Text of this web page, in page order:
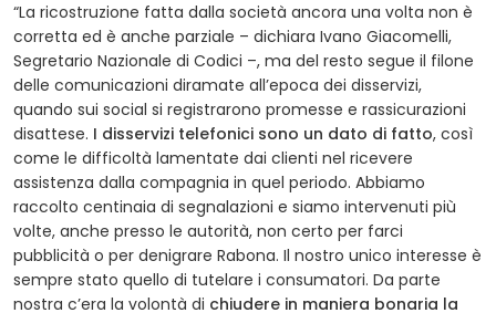
“La ricostruzione fatta dalla società ancora una volta non è
corretta ed è anche parziale – dichiara Ivano Giacomelli,
Segretario Nazionale di Codici –, ma del resto segue il filone
delle comunicazioni diramate all’epoca dei disservizi,
quando sui social si registrarono promesse e rassicurazioni
disattese. I disservizi telefonici sono un dato di fatto, così
come le difficoltà lamentate dai clienti nel ricevere
assistenza dalla compagnia in quel periodo. Abbiamo
raccolto centinaia di segnalazioni e siamo intervenuti più
volte, anche presso le autorità, non certo per farci
pubblicità o per denigrare Rabona. Il nostro unico interesse è
sempre stato quello di tutelare i consumatori. Da parte
nostra c’era la volontà di chiudere in maniera bonaria la